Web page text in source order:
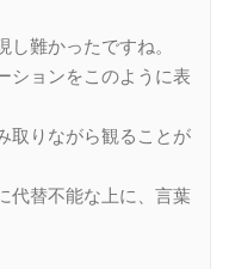
難かったですね。
ションをこのように表
取りながら観ることが
代替不能な上に、言葉